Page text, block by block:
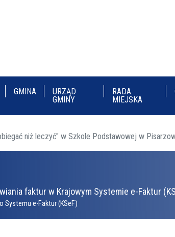
GMINA
URZĄD
GMINY
RADA
MIEJSKA
niż leczyć" w Szkole Podstawowej w
faktur w Krajowym Systemie e-Faktur
Systemu e-Faktur (KSeF)